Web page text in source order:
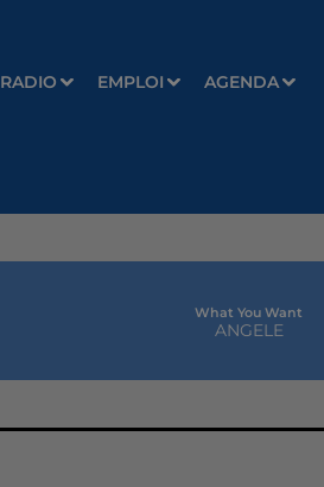
RADIO EMPLOI AGENDA
What You Want
ANGELE